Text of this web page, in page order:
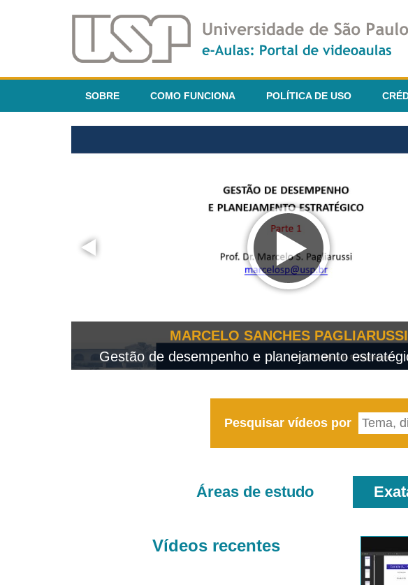
SOBRE COMO FUNCIONA POLÍTICA DE USO
MARCELO SANCHES PAGLIARUSSI
Gestão de desempenho e planejamento
Pesquisar vídeos por
Áreas de estudo
Vídeos recentes